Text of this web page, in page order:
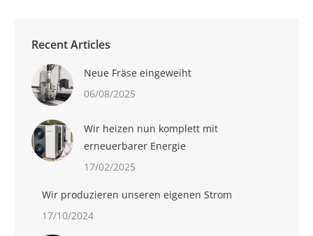
Recent Articles
Neue Fräse eingeweiht
06/08/2025
Wir heizen nun komplett mit
erneuerbarer Energie
17/02/2025
Wir produzieren unseren eigenen Strom
17/10/2024